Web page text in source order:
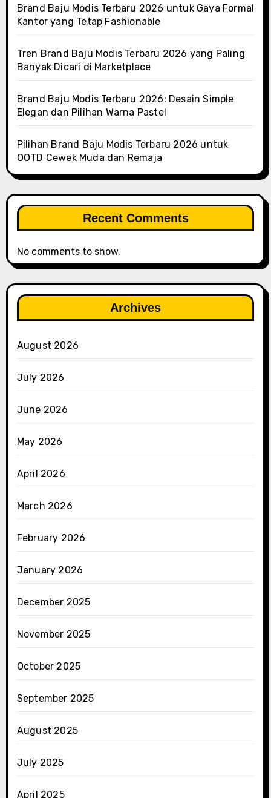
Brand Baju Modis Terbaru 2026 untuk Gaya Formal
Kantor yang Tetap Fashionable
Tren Brand Baju Modis Terbaru 2026 yang Paling
Banyak Dicari di Marketplace
Brand Baju Modis Terbaru 2026: Desain Simple
Elegan dan Pilihan Warna Pastel
Pilihan Brand Baju Modis Terbaru 2026 untuk
OOTD Cewek Muda dan Remaja
Recent Comments
No comments to show.
Archives
August 2026
July 2026
June 2026
May 2026
April 2026
March 2026
February 2026
January 2026
December 2025
November 2025
October 2025
September 2025
August 2025
July 2025
April 2025